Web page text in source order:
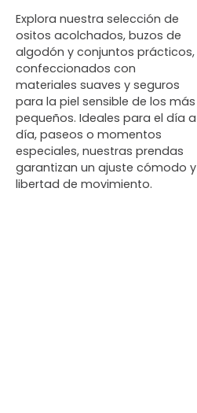
Explora nuestra selección de
ositos acolchados, buzos de
algodón y conjuntos prácticos,
confeccionados con
materiales suaves y seguros
para la piel sensible de los más
pequeños. Ideales para el día a
día, paseos o momentos
especiales, nuestras prendas
garantizan un ajuste cómodo y
libertad de movimiento.